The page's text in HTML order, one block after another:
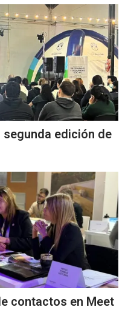
edición de
contactos en Meet